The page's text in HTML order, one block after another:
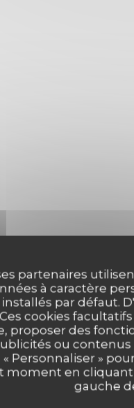
partenaires
à caractère
par défaut.
cookies
proposer des
ou contenus
Personnaliser »
moment en
gauche